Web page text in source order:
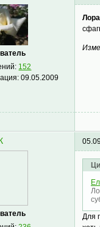
152
09.05.2009
Для